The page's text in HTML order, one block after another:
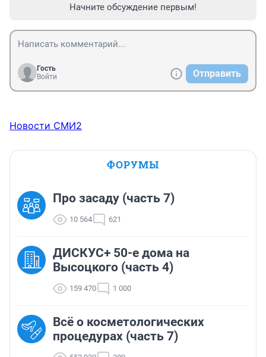
Начните обсуждение первым!
Гость
Войти
Отправить
Новости СМИ2
ФОРУМЫ
Про засаду (часть 7)
10 564 621
ДИСКУС+ 50-е дома на
Высоцкого (часть 4)
159 470 1 000
Всё о косметологических
процедурах (часть 7)